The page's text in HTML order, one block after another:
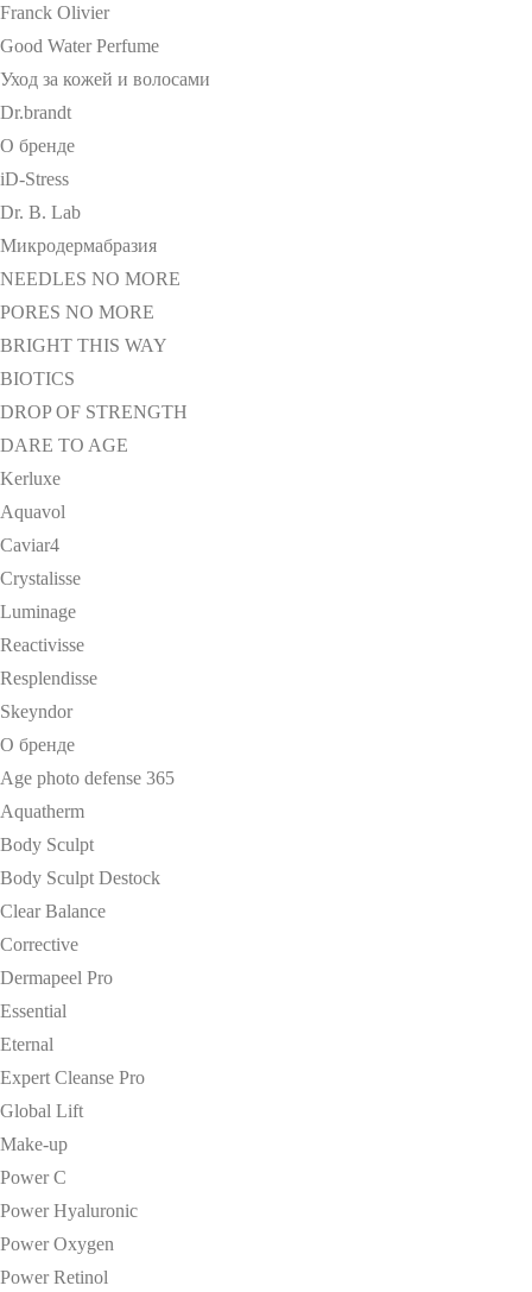
Franck Olivier
Good Water Perfume
Уход за кожей и волосами
Dr.brandt
О бренде
iD-Stress
Dr. B. Lab
Микродермабразия
NEEDLES NO MORE
PORES NO MORE
BRIGHT THIS WAY
BIOTICS
DROP OF STRENGTH
DARE TO AGE
Kerluxe
Aquavol
Caviar4
Crystalisse
Luminage
Reactivisse
Resplendisse
Skeyndor
О бренде
Age photo defense 365
Aquatherm
Body Sculpt
Body Sculpt Destock
Clear Balance
Corrective
Dermapeel Pro
Essential
Eternal
Expert Cleanse Pro
Global Lift
Make-up
Power C
Power Hyaluronic
Power Oxygen
Power Retinol